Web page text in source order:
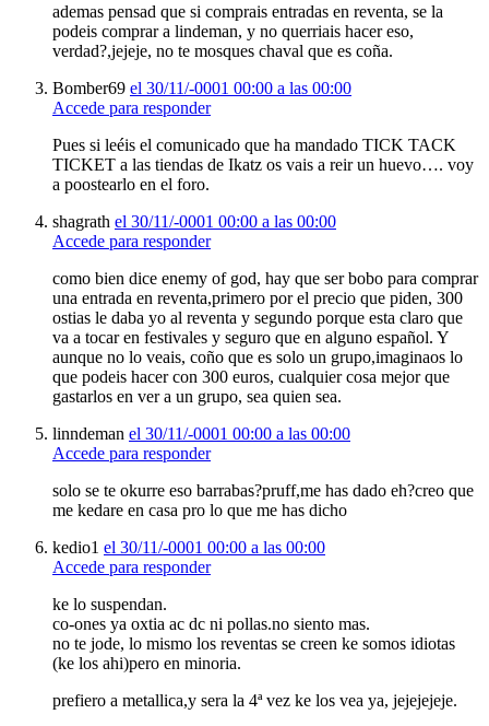
ademas pensad que si comprais entradas en reventa, se la
podeis comprar a lindeman, y no querriais hacer eso,
verdad?,jejeje, no te mosques chaval que es coña.
Bomber69 el 30/11/-0001 00:00 a las 00:00
Accede para responder
Pues si leéis el comunicado que ha mandado TICK TACK
TICKET a las tiendas de Ikatz os vais a reir un huevo…. voy
a poostearlo en el foro.
shagrath el 30/11/-0001 00:00 a las 00:00
Accede para responder
como bien dice enemy of god, hay que ser bobo para comprar
una entrada en reventa,primero por el precio que piden, 300
ostias le daba yo al reventa y segundo porque esta claro que
va a tocar en festivales y seguro que en alguno español. Y
aunque no lo veais, coño que es solo un grupo,imaginaos lo
que podeis hacer con 300 euros, cualquier cosa mejor que
gastarlos en ver a un grupo, sea quien sea.
linndeman el 30/11/-0001 00:00 a las 00:00
Accede para responder
solo se te okurre eso barrabas?pruff,me has dado eh?creo que
me kedare en casa pro lo que me has dicho
kedio1 el 30/11/-0001 00:00 a las 00:00
Accede para responder
ke lo suspendan.
co-ones ya oxtia ac dc ni pollas.no siento mas.
no te jode, lo mismo los reventas se creen ke somos idiotas
(ke los ahi)pero en minoria.
prefiero a metallica,y sera la 4ª vez ke los vea ya, jejejejeje.